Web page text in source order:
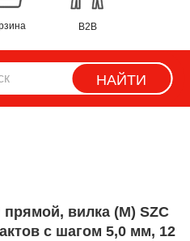
B2B
НАЙТИ
с шагом 5,0 мм, 12